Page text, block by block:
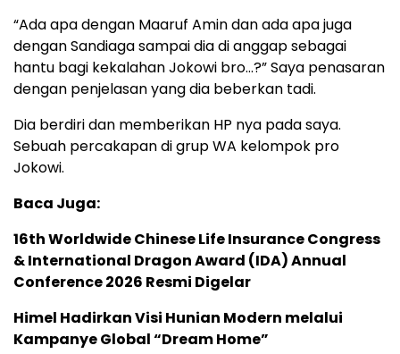
“Ada apa dengan Maaruf Amin dan ada apa juga
dengan Sandiaga sampai dia di anggap sebagai
hantu bagi kekalahan Jokowi bro…?” Saya penasaran
dengan penjelasan yang dia beberkan tadi.
Dia berdiri dan memberikan HP nya pada saya.
Sebuah percakapan di grup WA kelompok pro
Jokowi.
Baca Juga:
16th Worldwide Chinese Life Insurance Congress
& International Dragon Award (IDA) Annual
Conference 2026 Resmi Digelar
Himel Hadirkan Visi Hunian Modern melalui
Kampanye Global “Dream Home”